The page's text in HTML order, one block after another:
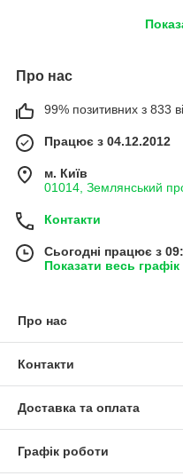
Про нас
99% позитивних з 833
Працює з 04.12.2012
м. Київ
01014, Землянський
Контакти
Сьогодні працює з
Показати весь
Про нас
Контакти
Доставка та оплата
Графік роботи